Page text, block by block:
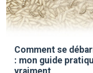
Comment se
: mon guide
vraiment